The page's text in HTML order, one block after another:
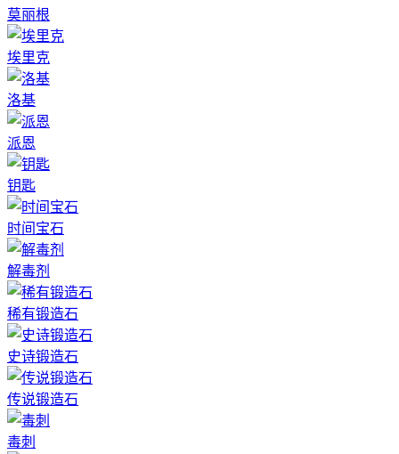
莫丽根
埃里克
洛基
派恩
钥匙
时间宝石
解毒剂
稀有锻造石
史诗锻造石
传说锻造石
毒刺